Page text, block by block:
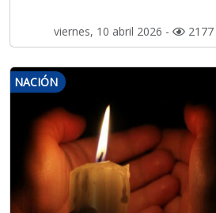
viernes, 10 abril 2026 - 2177
NACIÓN